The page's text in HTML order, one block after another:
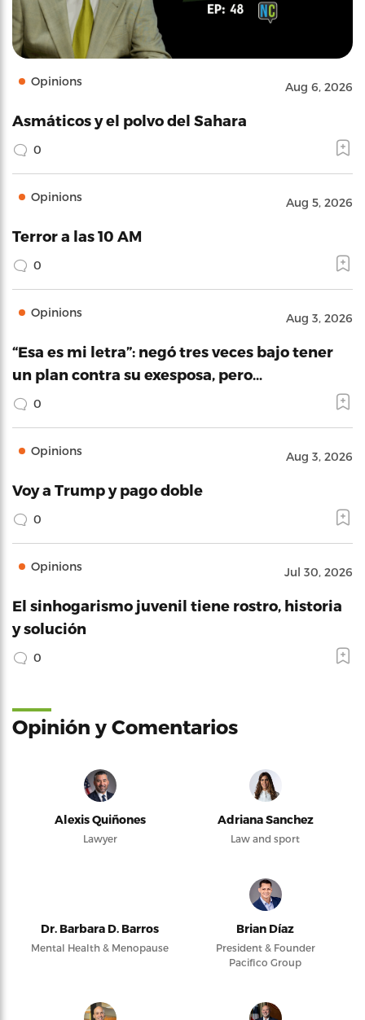
Opinions Aug 6, 2026
Asmáticos y el polvo del Sahara
0
Opinions Aug 5, 2026
Terror a las 10 AM
0
Opinions Aug 3, 2026
“Esa es mi letra”: negó tres veces bajo tener
un plan contra su exesposa, pero…
0
Opinions Aug 3, 2026
Voy a Trump y pago doble
0
Opinions Jul 30, 2026
El sinhogarismo juvenil tiene rostro, historia
y solución
0
Opinión y Comentarios
Alexis Quiñones
Lawyer
Adriana Sanchez
Law and sport
Dr. Barbara D. Barros
Mental Health & Menopause
Brian Díaz
President & Founder
Pacifico Group